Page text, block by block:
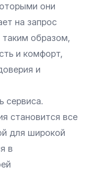
они
на запрос
таким образом,
и комфорт,
и
сервиса.
становится все
для широкой
в